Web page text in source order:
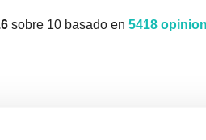
sobre 10 basado en5418